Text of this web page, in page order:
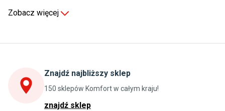
Stoły do kuchni
Szafki kuchenne wiszące (górne)
Szafki pod zlewozmywak
Blaty kuchenne laminowane
Zobacz więcej
Znajdź najbliższy sklep
150 sklepów Komfort w całym kraju!
znajdź sklep